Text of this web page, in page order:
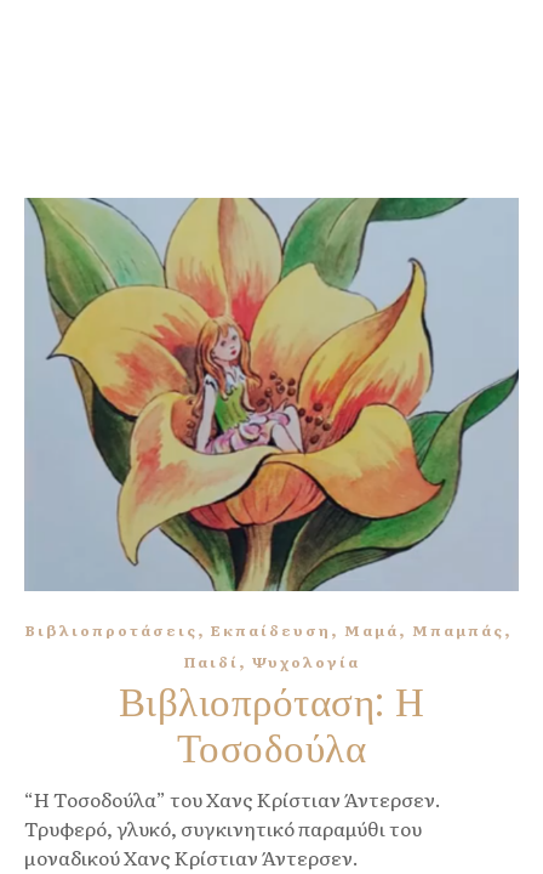
Βιβλιοπροτάσεις, Εκπαίδευση , Μαμά, Μπαμπάς,
Παιδί, Ψυχολογία
Βιβλιοπρόταση: Η
Τοσοδούλα
“Η Τοσοδούλα” του Χανς Κρίστιαν Άντερσεν.
Τρυφερό, γλυκό, συγκινητικό παραμύθι του
μοναδικού Χανς Κρίστιαν Άντερσεν.